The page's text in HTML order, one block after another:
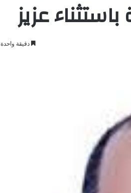
عزيز
دقيقة واحدة